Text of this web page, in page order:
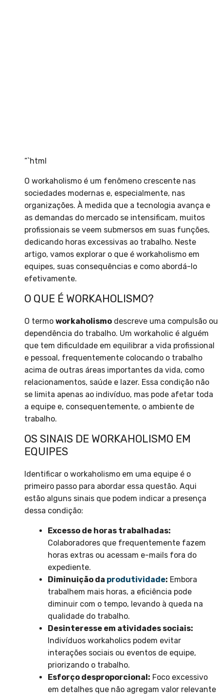
“`html
O workaholismo é um fenômeno crescente nas
sociedades modernas e, especialmente, nas
organizações. À medida que a tecnologia avança e
as demandas do mercado se intensificam, muitos
profissionais se veem submersos em suas funções,
dedicando horas excessivas ao trabalho. Neste
artigo, vamos explorar o que é workaholismo em
equipes, suas consequências e como abordá-lo
efetivamente.
O QUE É WORKAHOLISMO?
O termo workaholismo descreve uma compulsão ou
dependência do trabalho. Um workaholic é alguém
que tem dificuldade em equilibrar a vida profissional
e pessoal, frequentemente colocando o trabalho
acima de outras áreas importantes da vida, como
relacionamentos, saúde e lazer. Essa condição não
se limita apenas ao indivíduo, mas pode afetar toda
a equipe e, consequentemente, o ambiente de
trabalho.
OS SINAIS DE WORKAHOLISMO EM
EQUIPES
Identificar o workaholismo em uma equipe é o
primeiro passo para abordar essa questão. Aqui
estão alguns sinais que podem indicar a presença
dessa condição:
Excesso de horas trabalhadas:
Colaboradores que frequentemente fazem
horas extras ou acessam e-mails fora do
expediente.
Diminuição da produtividade: Embora
trabalhem mais horas, a eficiência pode
diminuir com o tempo, levando à queda na
qualidade do trabalho.
Desinteresse em atividades sociais:
Indivíduos workaholics podem evitar
interações sociais ou eventos de equipe,
priorizando o trabalho.
Esforço desproporcional: Foco excessivo
em detalhes que não agregam valor relevante